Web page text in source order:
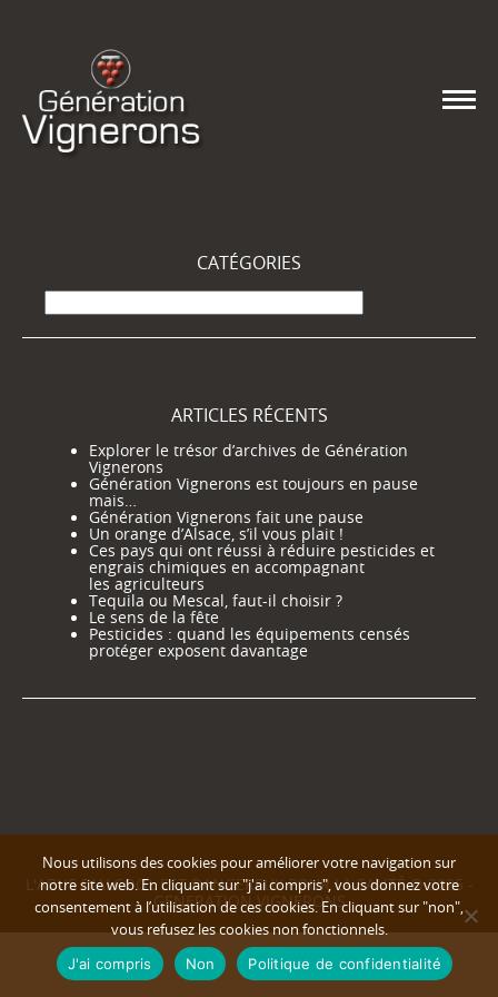
CATÉGORIES
Catégories
ARTICLES RÉCENTS
Explorer le trésor d’archives de Génération
Vignerons
Génération Vignerons est toujours en pause
mais…
Génération Vignerons fait une pause
Un orange d’Alsace, s’il vous plait !
Ces pays qui ont réussi à réduire pesticides et
engrais chimiques en accompagnant
les agriculteurs
Tequila ou Mescal, faut-il choisir ?
Le sens de la fête
Pesticides : quand les équipements censés
protéger exposent davantage
L'ABUS D'ALCOOL EST DANGEREUX POUR LA SANTÉ © 2025 -
GENERATION VIGNERONS
Nous utilisons des cookies pour améliorer votre navigation sur
notre site web. En cliquant sur "j'ai compris", vous donnez votre
consentement à l’utilisation de ces cookies. En cliquant sur "non",
vous refusez les cookies non fonctionnels.
J'ai compris Non Politique de confidentialité